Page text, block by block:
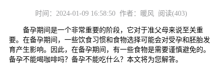
时间：2024-01-09 16:58:50 作者：暖风 阅读(403)
备孕期间是一个非常重要的阶段，它对于准父母来说至关重
要。在备孕期间，一些饮食习惯和食物选择可能会对受孕和胚胎发
育产生影响。因此，在备孕期间，有一些食物是需要谨慎避免的。
备孕不能喝咖啡吗？备孕不能吃什么？本文将为您解答。